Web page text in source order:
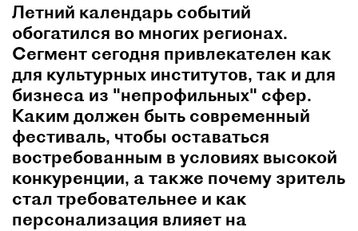
Летний календарь событий
обогатился во многих регионах.
Сегмент сегодня привлекателен как
для культурных институтов, так и для
бизнеса из "непрофильных" сфер.
Каким должен быть современный
фестиваль, чтобы оставаться
востребованным в условиях высокой
конкуренции, а также почему зритель
стал требовательнее и как
персонализация влияет на